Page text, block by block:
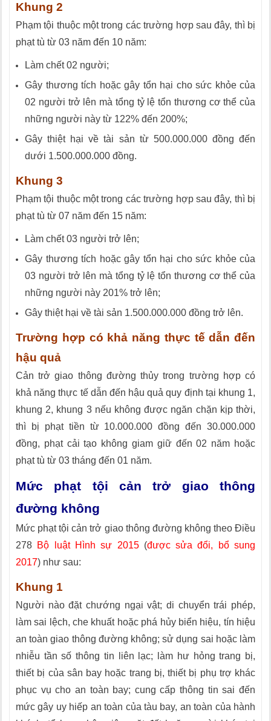
Khung 2
Phạm tội thuộc một trong các trường hợp sau đây, thì bị
phạt tù từ 03 năm đến 10 năm:
Làm chết 02 người;
Gây thương tích hoặc gây tổn hại cho sức khỏe của
02 người trở lên mà tổng tỷ lệ tổn thương cơ thể của
những người này từ 122% đến 200%;
Gây thiệt hại về tài sản từ 500.000.000 đồng đến
dưới 1.500.000.000 đồng.
Khung 3
Phạm tội thuộc một trong các trường hợp sau đây, thì bị
phạt tù từ 07 năm đến 15 năm:
Làm chết 03 người trở lên;
Gây thương tích hoặc gây tổn hại cho sức khỏe của
03 người trở lên mà tổng tỷ lệ tổn thương cơ thể của
những người này 201% trở lên;
Gây thiệt hại về tài sản 1.500.000.000 đồng trở lên.
Trường hợp có khả năng thực tế dẫn đến
hậu quả
Cản trở giao thông đường thủy trong trường hợp có
khả năng thực tế dẫn đến hậu quả quy định tại khung 1,
khung 2, khung 3 nếu không được ngăn chặn kịp thời,
thì bị phạt tiền từ 10.000.000 đồng đến 30.000.000
đồng, phạt cải tạo không giam giữ đến 02 năm hoặc
phạt tù từ 03 tháng đến 01 năm.
Mức phạt tội cản trở giao thông
đường không
Mức phạt tội cản trở giao thông đường không theo Điều
278 Bộ luật Hình sự 2015(được sửa đổi, bổ sung
2017) như sau:
Khung 1
Người nào đặt chướng ngại vật; di chuyển trái phép,
làm sai lệch, che khuất hoặc phá hủy biển hiệu, tín hiệu
an toàn giao thông đường không; sử dụng sai hoặc làm
nhiễu tần số thông tin liên lạc; làm hư hỏng trang bị,
thiết bị của sân bay hoặc trang bị, thiết bị phụ trợ khác
phục vụ cho an toàn bay; cung cấp thông tin sai đến
mức gây uy hiếp an toàn của tàu bay, an toàn của hành